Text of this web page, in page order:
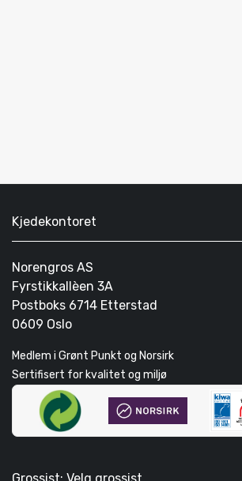
Kjedekontoret
Norengros AS
Fyrstikkallèen 3A
Postboks 6714 Etterstad
0609 Oslo
Medlem i Grønt Punkt og Norsirk
Sertifisert for kvalitet og miljø